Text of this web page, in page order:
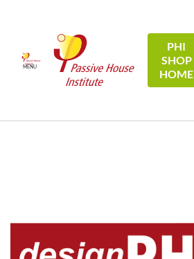
MENU
PHI
SHOP
HOME
designPH DesignPH 2